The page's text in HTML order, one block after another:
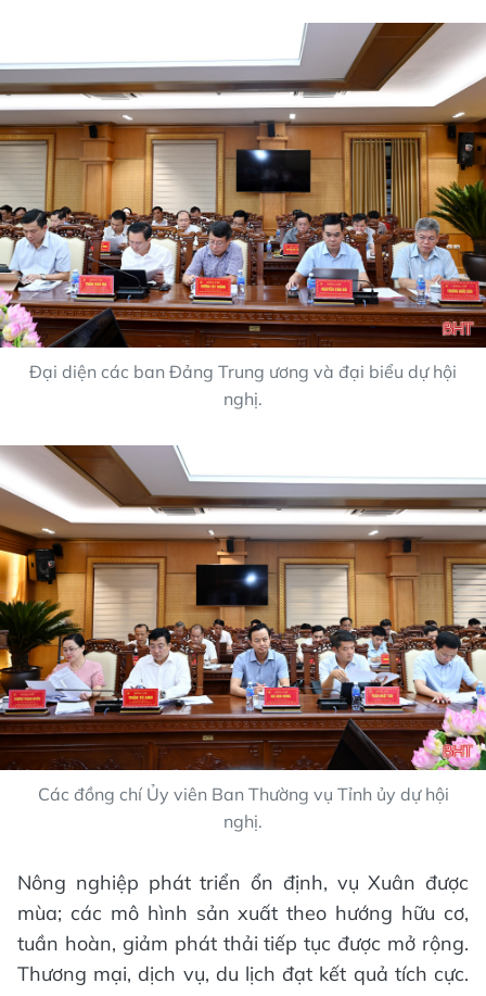
Đại diện các ban Đảng Trung ương và đại biểu dự hội
nghị.
Các đồng chí Ủy viên Ban Thường vụ Tỉnh ủy dự hội
nghị.
Nông nghiệp phát triển ổn định, vụ Xuân được
mùa; các mô hình sản xuất theo hướng hữu cơ,
tuần hoàn, giảm phát thải tiếp tục được mở rộng.
Thương mại, dịch vụ, du lịch đạt kết quả tích cực.